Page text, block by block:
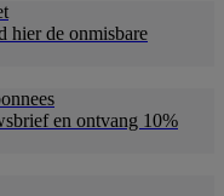
hier de onmisbare
en ontvang 10%